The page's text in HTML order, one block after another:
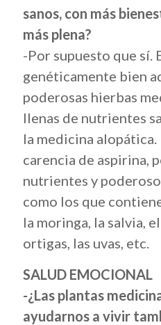
sanos, con más
más plena?
-Por supuesto que sí.
genéticamente bien
poderosas hierbas
llenas de nutrientes
la medicina
carencia de aspirina,
nutrientes y
como los que
la moringa, la salvia,
ortigas, las uvas, etc.
SALUD EMOCIONAL
-¿Las plantas
ayudarnos a vivir